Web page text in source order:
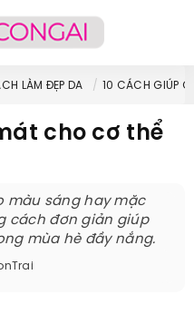
LÀM ĐẸP DA 10 CÁCH GIÚP
cho cơ thể
màu sáng hay mặc
cách đơn giản giúp
mùa hè đầy nắng.